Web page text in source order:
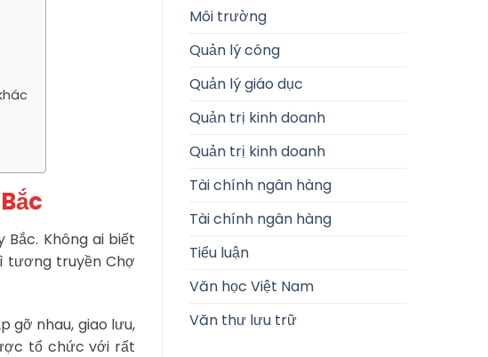
Không ai biết
tương truyền Chợ
gỡ nhau, giao lưu,
tổ chức với rất
Môi trường
Quản lý công
Quản lý giáo dục
Quản trị kinh doanh
Quản trị kinh doanh
Tài chính ngân hàng
Tài chính ngân hàng
Tiểu luận
Văn học Việt Nam
Văn thư lưu trữ